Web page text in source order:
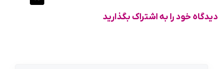
دیدگاه خود را به اشتراک بگذارید